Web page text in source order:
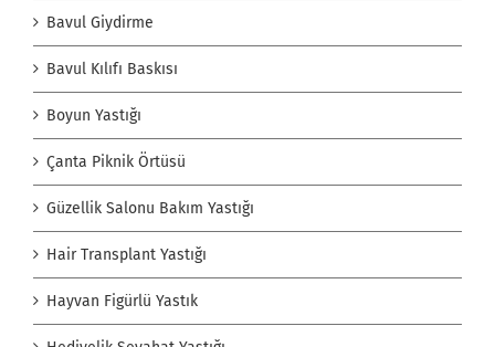
Bavul Giydirme
Bavul Kılıfı Baskısı
Boyun Yastığı
Çanta Piknik Örtüsü
Güzellik Salonu Bakım Yastığı
Hair Transplant Yastığı
Hayvan Figürlü Yastık